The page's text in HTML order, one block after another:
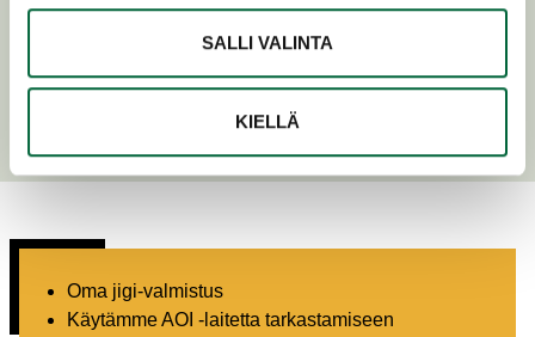
SALLI VALINTA
KIELLÄ
040 536 5639
Oma jigi-valmistus
Käytämme AOI -laitetta tarkastamiseen